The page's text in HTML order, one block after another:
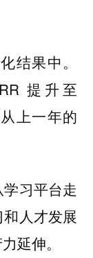
结果中。
提升至
上一年的
习平台走
人才发展
延伸。